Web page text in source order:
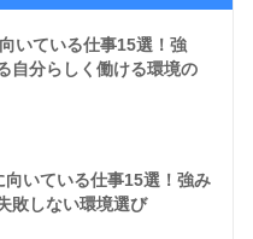
いている仕事15選！強
自分らしく働ける環境の
向いている仕事15選！強み
敗しない環境選び